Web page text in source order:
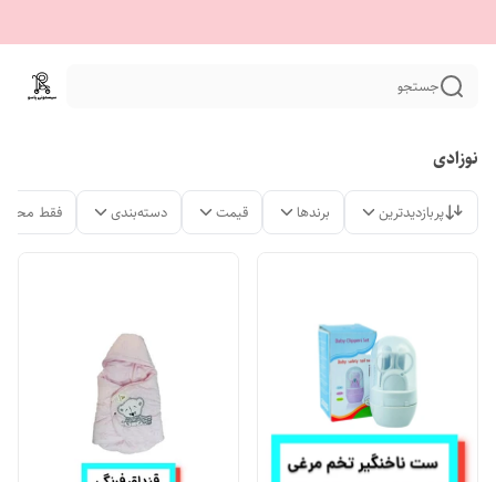
جستجو
نوزادی
پربازدیدترین برندها قیمت دسته‌بندی فقط